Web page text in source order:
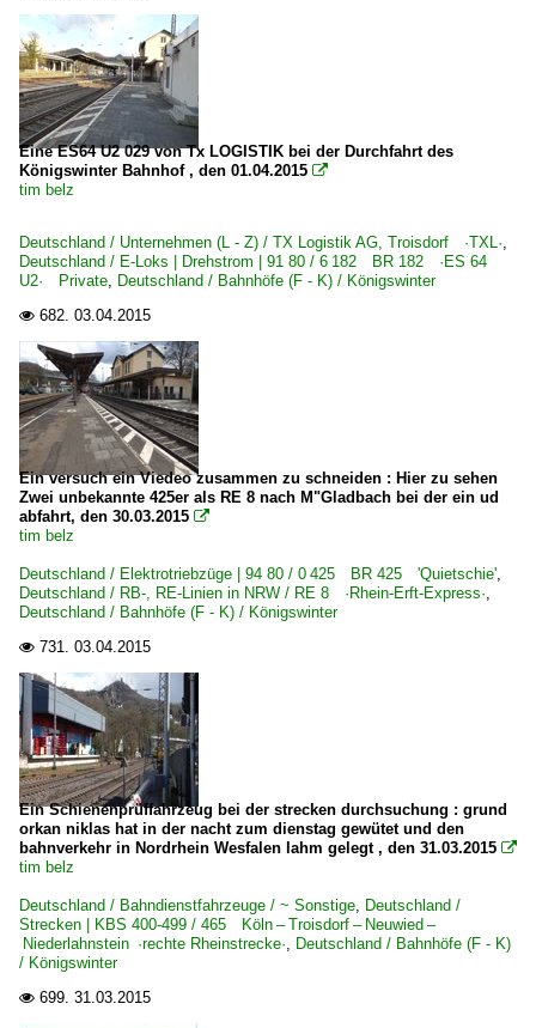
Eine ES64 U2 029 von Tx LOGISTIK bei der Durchfahrt des
Königswinter Bahnhof , den 01.04.2015 
tim belz
Deutschland / Unternehmen (L - Z) / TX Logistik AG, Troisdorf ·TXL·,
Deutschland / E-Loks | Drehstrom | 91 80 / 6 182 BR 182 ·ES 64
U2· Private, Deutschland / Bahnhöfe (F - K) / Königswinter
 682. 03.04.2015
Ein versuch ein Viedeo zusammen zu schneiden : Hier zu sehen
Zwei unbekannte 425er als RE 8 nach M"Gladbach bei der ein ud
abfahrt, den 30.03.2015 
tim belz
Deutschland / Elektrotriebzüge | 94 80 / 0 425 BR 425 'Quietschie',
Deutschland / RB-, RE-Linien in NRW / RE 8 ·Rhein-Erft-Express·,
Deutschland / Bahnhöfe (F - K) / Königswinter
 731. 03.04.2015
Ein Schienenprüffahrzeug bei der strecken durchsuchung : grund
orkan niklas hat in der nacht zum dienstag gewütet und den
bahnverkehr in Nordrhein Wesfalen lahm gelegt , den 31.03.2015 
tim belz
Deutschland / Bahndienstfahrzeuge / ~ Sonstige, Deutschland /
Strecken | KBS 400-499 / 465 Köln – Troisdorf – Neuwied –
Niederlahnstein ·rechte Rheinstrecke·, Deutschland / Bahnhöfe (F - K)
/ Königswinter
 699. 31.03.2015